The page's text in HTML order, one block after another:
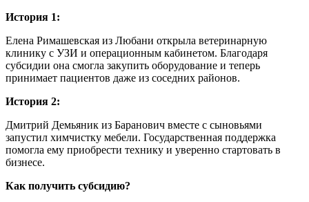
История 1:
Елена Римашевская из Любани открыла ветеринарную
клинику с УЗИ и операционным кабинетом. Благодаря
субсидии она смогла закупить оборудование и теперь
принимает пациентов даже из соседних районов.
История 2:
Дмитрий Демьяник из Баранович вместе с сыновьями
запустил химчистку мебели. Государственная поддержка
помогла ему приобрести технику и уверенно стартовать в
бизнесе.
Как получить субсидию?